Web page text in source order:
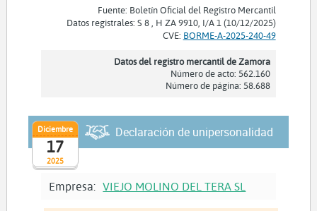
Fuente: Boletín Oficial del Registro Mercantil
Datos registrales: S 8 , H ZA 9910, I/A 1 (10/12/2025)
CVE: BORME-A-2025-240-49
Datos del registro mercantil de Zamora
Número de acto: 562.160
Número de página: 58.688
2025
Diciembre
17
Declaración de unipersonalidad
Empresa: VIEJO MOLINO DEL TERA SL